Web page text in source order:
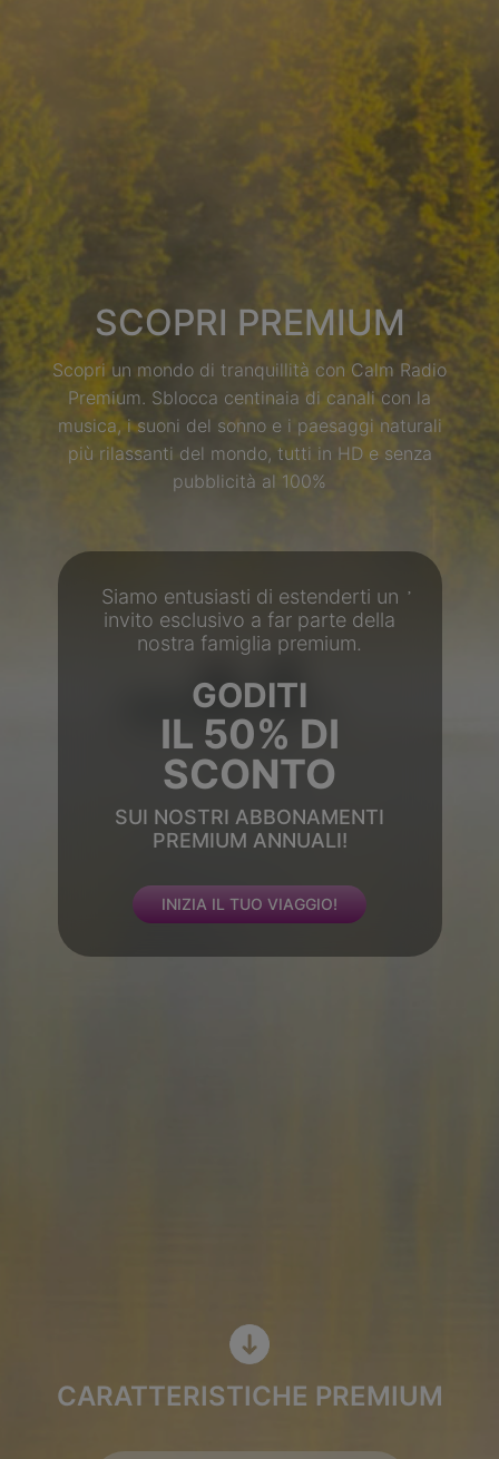
SCOPRI PREMIUM
Scopri un mondo di tranquillità con Calm Radio
Premium. Sblocca centinaia di canali con la
musica, i suoni del sonno e i paesaggi naturali
più rilassanti del mondo, tutti in HD e senza
pubblicità al 100%
Siamo entusiasti di estenderti un
invito esclusivo a far parte della
nostra famiglia premium.
GODITI
IL 50% DI
SCONTO
SUI NOSTRI ABBONAMENTI
PREMIUM ANNUALI!
INIZIA IL TUO VIAGGIO!
9.99
CARATTERISTICHE PREMIUM